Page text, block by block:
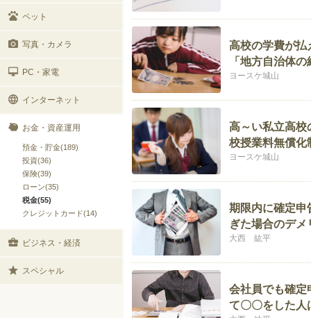
ペット
写真・カメラ
PC・家電
インターネット
お金・資産運用
預金・貯金(189)
投資(36)
保険(39)
ローン(35)
税金(55)
クレジットカード(14)
ビジネス・経済
スペシャル
高校の学費が払
「地方自治体
ヨースケ城山
高～い私立高校
校授業料無償化
ヨースケ城山
期限内に確定申
ぎた場合のデメ
大西 紘平
会社員でも確定
て〇〇をした人